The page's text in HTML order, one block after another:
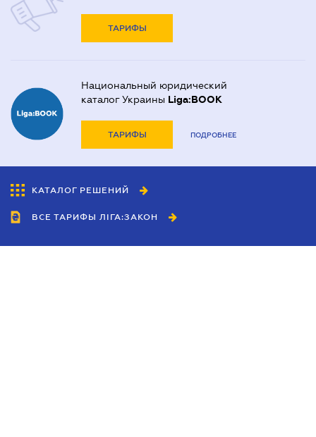
ТАРИФЫ
Национальный юридический
каталог Украины Liga:BOOK
ТАРИФЫ ПОДРОБНЕЕ
КАТАЛОГ РЕШЕНИЙ
ВСЕ ТАРИФЫ ЛІГА:ЗАКОН